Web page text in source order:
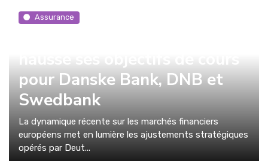
Assurance
pour Danske Bank, DNB et
Swedbank
La dynamique récente sur les marchés financiers
européens met en lumière les ajustements stratégiques
opérés par Deut...